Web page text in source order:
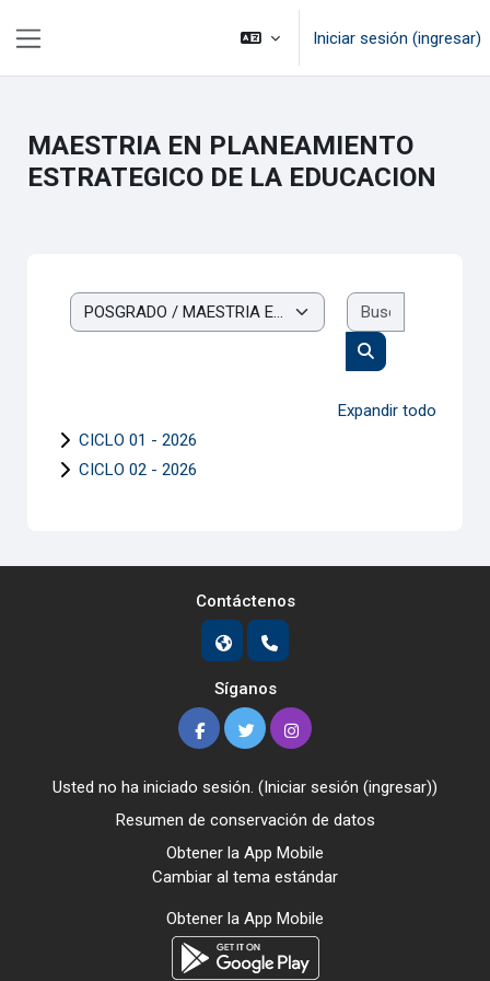
Iniciar sesión (ingresar)
MAESTRIA EN PLANEAMIENTO
ESTRATEGICO DE LA EDUCACION
Categorías
Buscar cursos
Expandir todo
CICLO 01 - 2026
CICLO 02 - 2026
Contáctenos
Síganos
Usted no ha iniciado sesión. (Iniciar sesión (ingresar))
Resumen de conservación de datos
Obtener la App Mobile
Cambiar al tema estándar
Obtener la App Mobile